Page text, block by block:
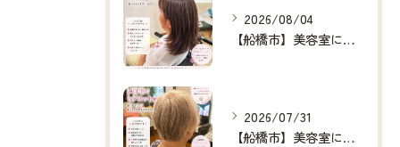
2026/08/04
【船橋市】美容室に行けない…をなくしたい✂️✨
2026/07/31
【船橋市】美容室に行けない…をなくしたい✂️✨